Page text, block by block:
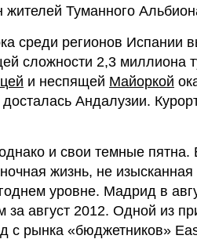
Туманного
среди регионов Испании
сложности 2,3 миллиона
и неспящей Майоркой
Андалузии.
и свои темные пятна.
жизнь, не изысканная
уровне. Мадрид в
август 2012. Одной из
с рынка «бюджетников»